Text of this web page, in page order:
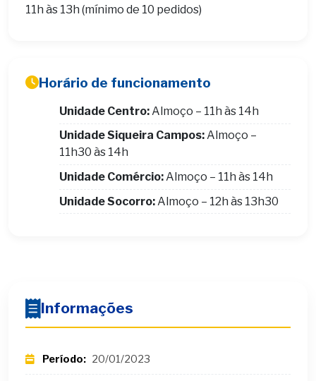
11h às 13h (mínimo de 10 pedidos)
Horário de funcionamento
Unidade Centro: Almoço – 11h às 14h
Unidade Siqueira Campos:Almoço –
11h30 às 14h
Unidade Comércio:Almoço – 11h às 14h
Unidade Socorro: Almoço – 12h às 13h30
Informações
Período: 20/01/2023